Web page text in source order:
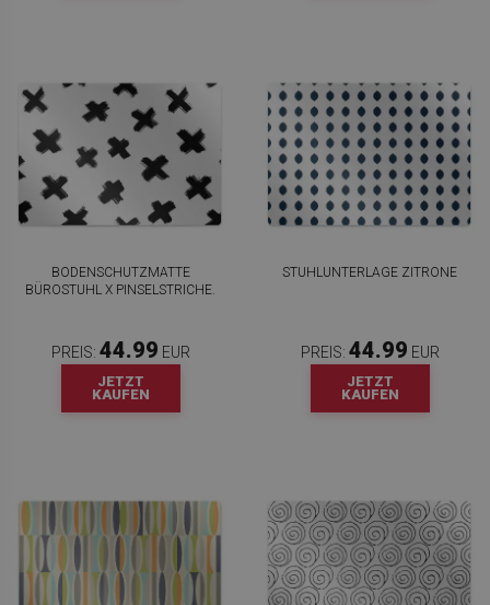
BODENSCHUTZMATTE
BÜROSTUHL X PINSELSTRICHE.
PREIS: 44.99 EUR
JETZT
KAUFEN
STUHLUNTERLAGE ZITRONE
PREIS: 44.99 EUR
JETZT
KAUFEN